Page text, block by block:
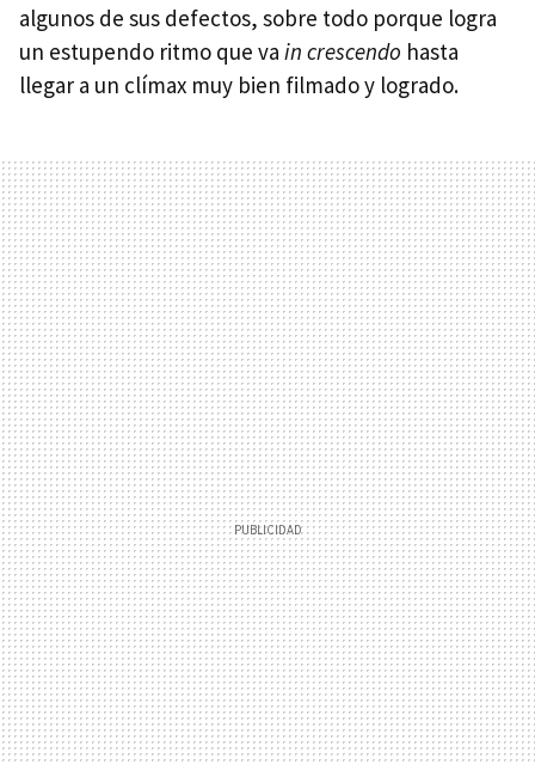
algunos de sus defectos, sobre todo porque logra
un estupendo ritmo que va in crescendo hasta
llegar a un clímax muy bien filmado y logrado.